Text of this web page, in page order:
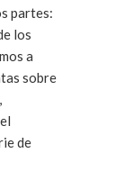
partes:
los
a
sobre
de